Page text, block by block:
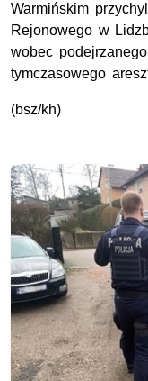
Warmińskim
Rejonowego w
wobec
tymczasowego
(bsz/kh)